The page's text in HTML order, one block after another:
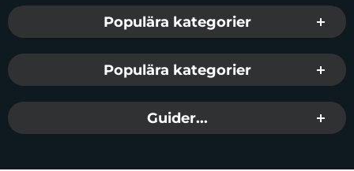
Populära kategorier
Populära kategorier
Guider...